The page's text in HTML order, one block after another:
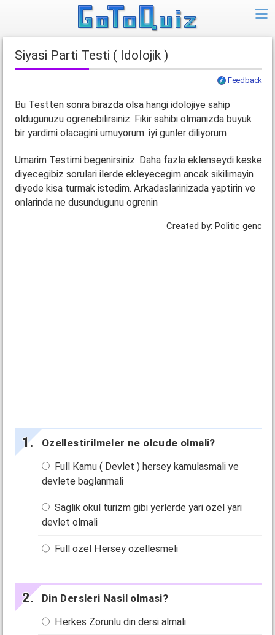
Siyasi Parti Testi ( Idolojik )
Feedback
Bu Testten sonra birazda olsa hangi idolojiye sahip
oldugunuzu ogrenebilirsiniz. Fikir sahibi olmanizda buyuk
bir yardimi olacagini umuyorum. iyi gunler diliyorum
Umarim Testimi begenirsiniz. Daha fazla eklenseydi keske
diyecegibiz sorulari ilerde ekleyecegim ancak sikilimayin
diyede kisa turmak istedim. Arkadaslarinizada yaptirin ve
onlarinda ne dusundugunu ogrenin
Created by: Politic genc
Ozellestirilmeler ne olcude olmali?
Full Kamu ( Devlet ) hersey kamulasmali ve
devlete baglanmali
Saglik okul turizm gibi yerlerde yari ozel yari
devlet olmali
Full ozel Hersey ozellesmeli
Din Dersleri Nasil olmasi?
Herkes Zorunlu din dersi almali